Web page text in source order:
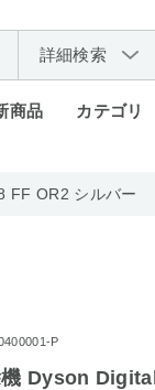
詳細検索
商品 カテゴリ
FF OR2 シルバー
P
機 Dyson